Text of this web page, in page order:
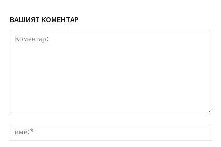
ВАШИЯТ КОМЕНТАР